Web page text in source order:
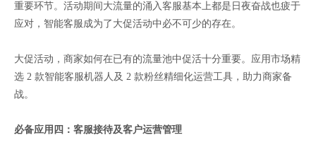
重要环节。活动期间大流量的涌入客服基本上都是日夜奋战也疲于
应对，智能客服成为了大促活动中必不可少的存在。
大促活动，商家如何在已有的流量池中促活十分重要。应用市场精
选 2 款智能客服机器人及 2 款粉丝精细化运营工具，助力商家备
战。
必备应用四：客服接待及客户运营管理